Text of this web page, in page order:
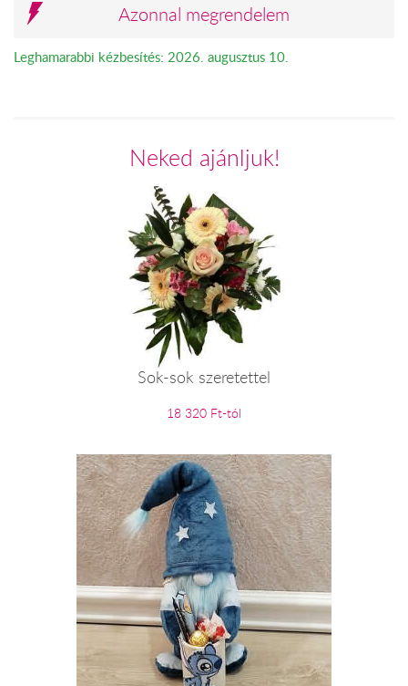
Azonnal megrendelem
Leghamarabbi kézbesítés: 2026. augusztus 10.
Neked ajánljuk!
Sok-sok szeretettel
18 320 Ft-tól